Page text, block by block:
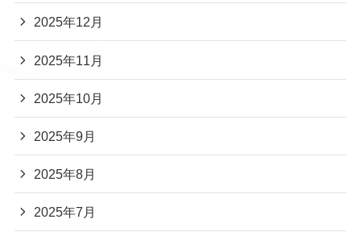
2025年12月
2025年11月
2025年10月
2025年9月
2025年8月
2025年7月